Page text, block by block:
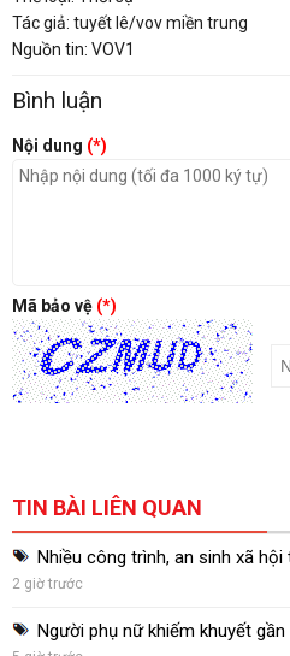
Tác giả: tuyết lê/vov miền trung
Nguồn tin: VOV1
Bình luận
Nội dung (*)
Mã bảo vệ (*)
TIN BÀI LIÊN QUAN
Nhiều công trình, an sinh xã
2 giờ trước
Người phụ nữ khiếm khuyết